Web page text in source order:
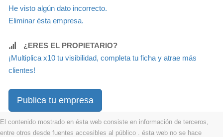
He visto algún dato incorrecto.
Eliminar ésta empresa.
¿ERES EL PROPIETARIO?
¡Multiplica x10 tu visibilidad, completa tu ficha y atrae más
clientes!
Publica tu empresa
El contenido mostrado en ésta web consiste en información de terceros,
entre otros desde fuentes accesibles al público . ésta web no se hace